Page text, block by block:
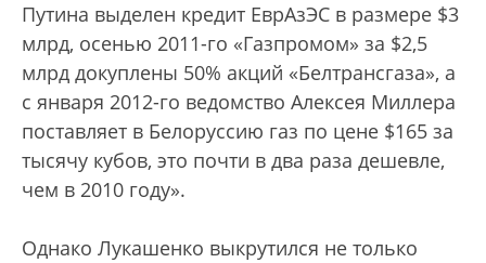
Путина выделен кредит ЕврАзЭС в размере $3
млрд, осенью 2011-го «Газпромом» за $2,5
млрд докуплены 50% акций «Белтрансгаза», а
с января 2012-го ведомство Алексея Миллера
поставляет в Белоруссию газ по цене $165 за
тысячу кубов, это почти в два раза дешевле,
чем в 2010 году».
Однако Лукашенко выкрутился не только